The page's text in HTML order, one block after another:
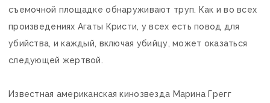
съемочной площадке обнаруживают труп. Как и во всех
произведениях Агаты Кристи, у всех есть повод для
убийства, и каждый, включая убийцу, может оказаться
следующей жертвой.
Известная американская кинозвезда Марина Грегг